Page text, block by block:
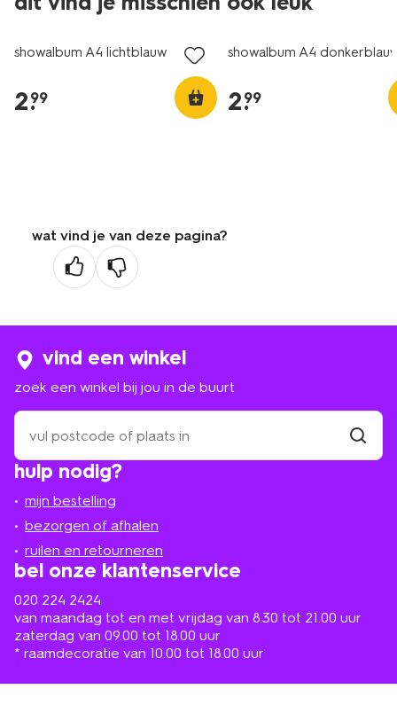
nieuw
showalbum A4 lichtblauw
2.
99
nieuw
showalbum A4
2.
99
wat vind je van deze pagina?
hulp nodig?
mijn bestelling
bezorgen of afhalen
ruilen en retourneren
bel onze klantenservice
020 224 2424
van maandag tot en met vrijdag van 8.30 tot 21.00 uur
zaterdag van 09.00 tot 18.00 uur
* raamdecoratie van 10.00 tot 18.00 uur
vind een winkel
zoek een winkel bij jou in de buurt
zoek
een
winkel
bij
in
de
buurt